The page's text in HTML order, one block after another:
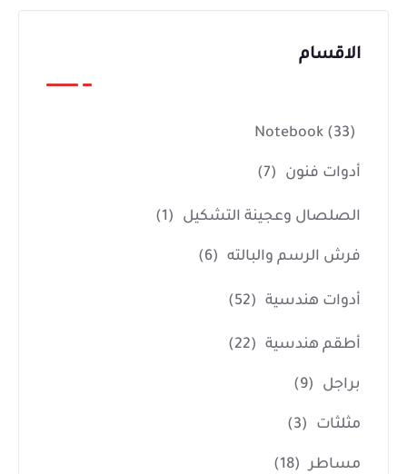
الاقسام
Notebook (33)
أدوات فنون (7)
الصلصال وعجينة التشكيل (1)
فرش الرسم والبالته (6)
أدوات هندسية (52)
أطقم هندسية (22)
براجل (9)
مثلثات (3)
مساطر (18)